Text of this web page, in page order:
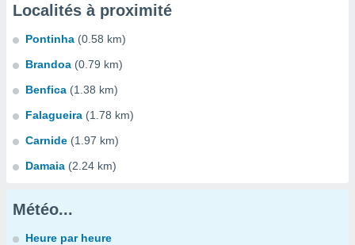
Localités à proximité
Pontinha (0.58 km)
Brandoa (0.79 km)
Benfica (1.38 km)
Falagueira (1.78 km)
Carnide (1.97 km)
Damaia (2.24 km)
Météo...
Heure par heure